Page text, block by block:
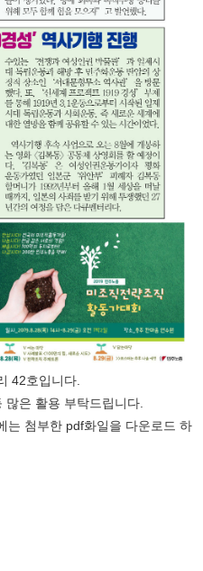
42호입니다.
은 활용 부탁드립니다.
는 첨부한 pdf화일을 다운로드 하